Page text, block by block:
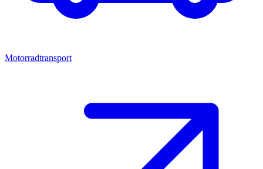
Motorradtransport